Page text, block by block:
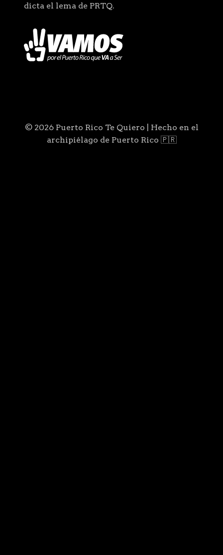
dicta el lema de PRTQ.
© 2026 Puerto Rico Te Quiero | Hecho en el
archipiélago de Puerto Rico 🇵🇷